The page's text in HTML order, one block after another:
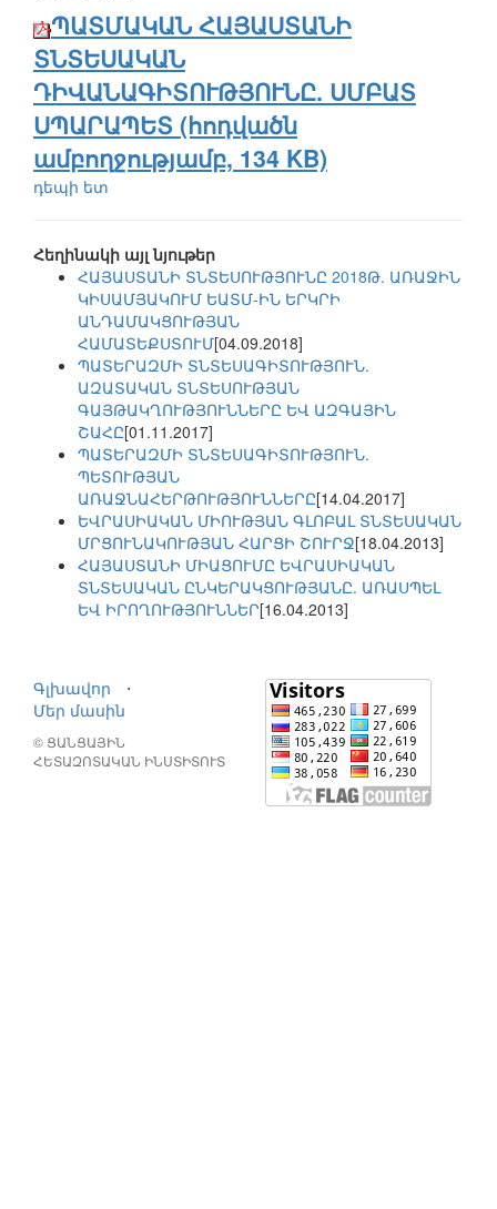
ՊԱՏՄԱԿԱՆ ՀԱՅԱՍՏԱՆԻ
ՏՆՏԵՍԱԿԱՆ
ԴԻՎԱՆԱԳԻՏՈՒԹՅՈՒՆԸ. ՍՄԲԱՏ
ՍՊԱՐԱՊԵՏ (հոդվածն
ամբողջությամբ, 134 KB)
դեպի ետ
Հեղինակի այլ նյութեր
ՀԱՅԱՍՏԱՆԻ ՏՆՏԵՍՈՒԹՅՈՒՆԸ 2018Թ. ԱՌԱՋԻՆ
ԿԻՍԱՄՅԱԿՈՒՄ ԵԱՏՄ-ԻՆ ԵՐԿՐԻ
ԱՆԴԱՄԱԿՑՈՒԹՅԱՆ
ՀԱՄԱՏԵՔՍՏՈՒՄ[04.09.2018]
ՊԱՏԵՐԱԶՄԻ ՏՆՏԵՍԱԳԻՏՈՒԹՅՈՒՆ.
ԱԶԱՏԱԿԱՆ ՏՆՏԵՍՈՒԹՅԱՆ
ԳԱՅԹԱԿՂՈՒԹՅՈՒՆՆԵՐԸ ԵՎ ԱԶԳԱՅԻՆ
ՇԱՀԸ[01.11.2017]
ՊԱՏԵՐԱԶՄԻ ՏՆՏԵՍԱԳԻՏՈՒԹՅՈՒՆ.
ՊԵՏՈՒԹՅԱՆ
ԱՌԱՋՆԱՀԵՐԹՈՒԹՅՈՒՆՆԵՐԸ[14.04.2017]
ԵՎՐԱՍԻԱԿԱՆ ՄԻՈՒԹՅԱՆ ԳԼՈԲԱԼ ՏՆՏԵՍԱԿԱՆ
ՄՐՑՈՒՆԱԿՈՒԹՅԱՆ ՀԱՐՑԻ ՇՈՒՐՋ[18.04.2013]
ՀԱՅԱՍՏԱՆԻ ՄԻԱՑՈՒՄԸ ԵՎՐԱՍԻԱԿԱՆ
ՏՆՏԵՍԱԿԱՆ ԸՆԿԵՐԱԿՑՈՒԹՅԱՆԸ. ԱՌԱՍՊԵԼ
ԵՎ ԻՐՈՂՈՒԹՅՈՒՆՆԵՐ[16.04.2013]
Գլխավոր
⋅
Մեր մասին
© ՑԱՆՑԱՅԻՆ
ՀԵՏԱԶՈՏԱԿԱՆ ԻՆՍՏԻՏՈՒՏ